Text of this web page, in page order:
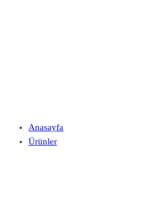
Anasayfa
Ürünler